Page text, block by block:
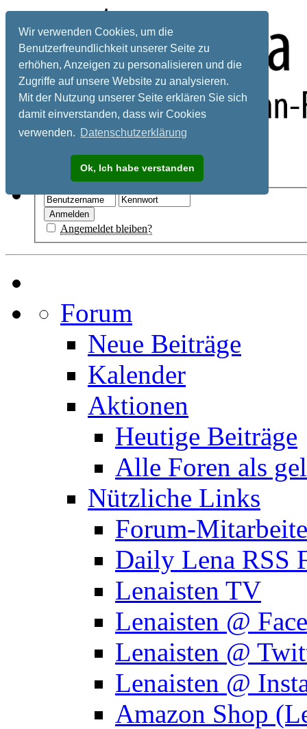
Wir verwenden Cookies, um die
Benutzerfreundlichkeit unserer Seite zu
erhöhen, Anzeigen zu personalisieren und die
Zugriffe auf unsere Website zu analysieren.
Mit der Nutzung unserer Seite erklären Sie sich
damit einverstanden, dass wir Cookies
verwenden. Datenschutzerklärung
Ok, Ich habe verstanden
Registrieren
Angemeldet bleiben?
Forum
Neue Beiträge
Kalender
Aktionen
Heutige Beiträge
Alle Foren als
Nützliche Links
Forum-
Daily Lena RSS
Lenaisten TV
Lenaisten @
Lenaisten @
Lenaisten @
Amazon Shop